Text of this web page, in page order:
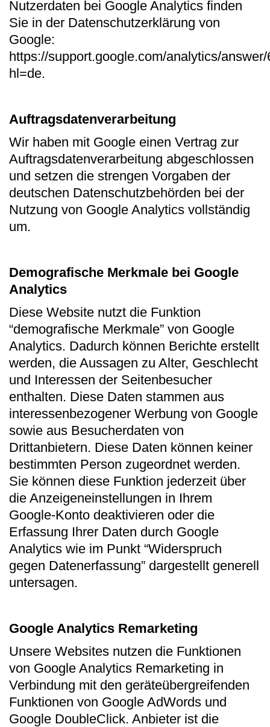
Nutzerdaten bei Google Analytics finden
Sie in der Datenschutzerklärung von
Google:
https://support.google.com/analytics/
hl=de.
Auftragsdatenverarbeitung
Wir haben mit Google einen Vertrag zur
Auftragsdatenverarbeitung abgeschlossen
und setzen die strengen Vorgaben der
deutschen Datenschutzbehörden bei der
Nutzung von Google Analytics vollständig
um.
Demografische Merkmale bei Google
Analytics
Diese Website nutzt die Funktion
“demografische Merkmale” von Google
Analytics. Dadurch können Berichte erstellt
werden, die Aussagen zu Alter, Geschlecht
und Interessen der Seitenbesucher
enthalten. Diese Daten stammen aus
interessenbezogener Werbung von Google
sowie aus Besucherdaten von
Drittanbietern. Diese Daten können keiner
bestimmten Person zugeordnet werden.
Sie können diese Funktion jederzeit über
die Anzeigeneinstellungen in Ihrem
Google-Konto deaktivieren oder die
Erfassung Ihrer Daten durch Google
Analytics wie im Punkt “Widerspruch
gegen Datenerfassung” dargestellt generell
untersagen.
Google Analytics Remarketing
Unsere Websites nutzen die Funktionen
von Google Analytics Remarketing in
Verbindung mit den geräteübergreifenden
Funktionen von Google AdWords und
Google DoubleClick. Anbieter ist die